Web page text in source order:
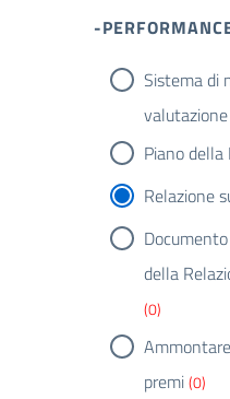
-
Sistema di
Piano
Relazione
della
(0)
premi(0)